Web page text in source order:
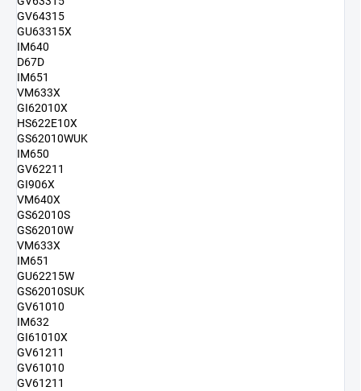
GV64315
GU63315X
IM640
D67D
IM651
VM633X
GI62010X
HS622E10X
GS62010WUK
IM650
GV62211
GI906X
VM640X
GS62010S
GS62010W
VM633X
IM651
GU62215W
GS62010SUK
GV61010
IM632
GI61010X
GV61211
GV61010
GV61211